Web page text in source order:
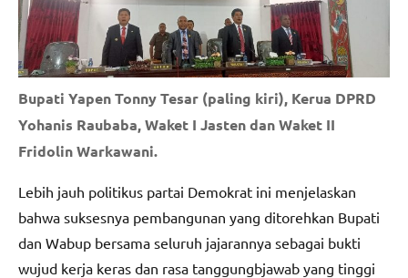
Bupati Yapen Tonny Tesar (paling kiri), Kerua DPRD
Yohanis Raubaba, Waket I Jasten dan Waket II
Fridolin Warkawani.
Lebih jauh politikus partai Demokrat ini menjelaskan
bahwa suksesnya pembangunan yang ditorehkan Bupati
dan Wabup bersama seluruh jajarannya sebagai bukti
wujud kerja keras dan rasa tanggungbjawab yang tinggi